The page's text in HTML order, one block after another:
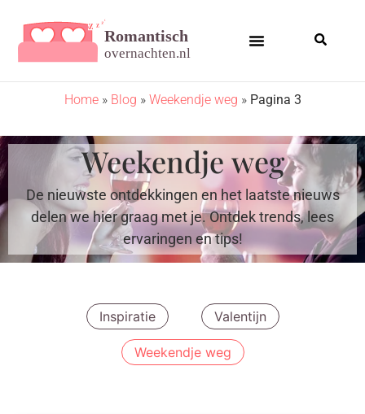
Home» Blog » Weekendje weg » Pagina 3
Weekendje weg
De nieuwste ontdekkingen en het laatste nieuws
delen we hier graag met je. Ontdek trends, lees
ervaringen en tips!​
Inspiratie Valentijn
Weekendje weg